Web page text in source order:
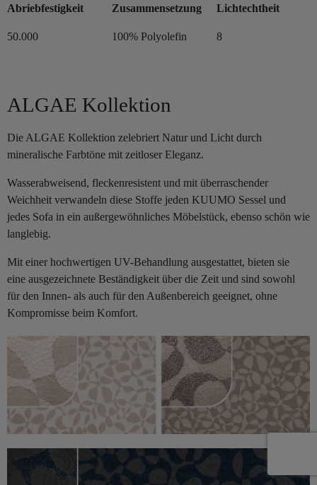
Abriebfestigkeit
50.000
Zusammensetzung
100% Polyolefin
Lichtechtheit
8
ALGAE Kollektion
Die ALGAE Kollektion zelebriert Natur und Licht durch
mineralische Farbtöne mit zeitloser Eleganz.
Wasserabweisend, fleckenresistent und mit überraschender
Weichheit verwandeln diese Stoffe jeden KUUMO Sessel und
jedes Sofa in ein außergewöhnliches Möbelstück, ebenso schön wie
langlebig.
Mit einer hochwertigen UV-Behandlung ausgestattet, bieten sie
eine ausgezeichnete Beständigkeit über die Zeit und sind sowohl
für den Innen- als auch für den Außenbereich geeignet, ohne
Kompromisse beim Komfort.